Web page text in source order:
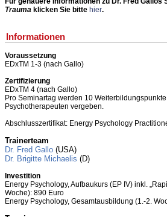
Trauma klicken Sie bitte hier.
Informationen
Voraussetzung
EDxTM 1-3 (nach Gallo)
Zertifizierung
EDxTM 4 (nach Gallo)
Pro Seminartag werden 10
Psychotherapeuten vergeben.
Abschlusszertifikat: Energy Psychology
Trainerteam
Dr. Fred Gallo (USA)
Dr. Brigitte Michaelis (D)
Investition
Energy Psychology, Aufbaukurs (EP IV) inkl.
Woche): 890 Euro
Energy Psychology, Gesamtausbildung (1.-2.